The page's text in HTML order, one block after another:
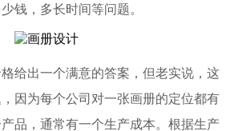
钱，多长时间等问题。
给出一个满意的答案，但老实说，这
因为每个公司对一张画册的定位都有
品，通常有一个生产成本。根据生产